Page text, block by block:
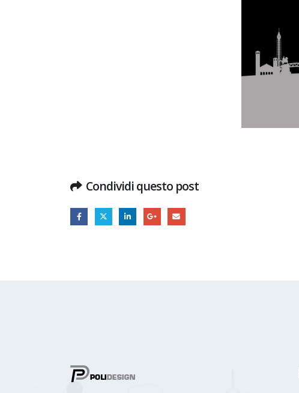
Condividi questo post